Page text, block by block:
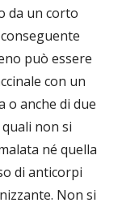
da un corto
può essere
con un
o anche di due
non si
né quella
di anticorpi
Non si